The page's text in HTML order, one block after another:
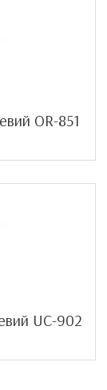
OR-851
UC-902